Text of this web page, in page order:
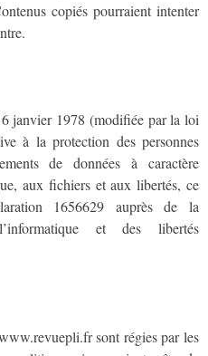
copiés pourraient intenter
janvier 1978 (modifiée par la loi
à la protection des personnes
de données à caractère
aux fichiers et aux libertés, ce
1656629 auprès de la
et des libertés
sont régies par les